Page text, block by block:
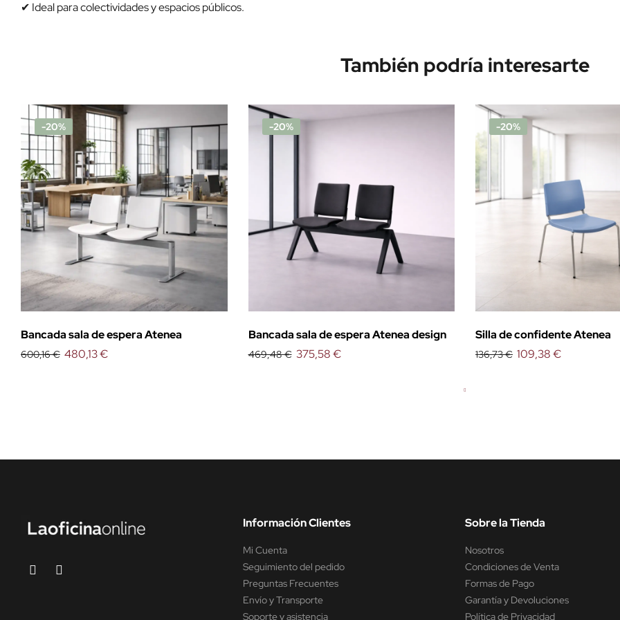
✔ Ideal para colectividades y espacios públicos.
También podría interesarte
-20%
Bancada sala de espera Atenea
600,16 € 480,13 €
-20%
Bancada sala de espera Atenea design
469,48 € 375,58 €
-20%
Silla de confidente Atenea
136,73 € 109,38 €
Información Clientes
Mi Cuenta
Seguimiento del pedido
Preguntas Frecuentes
Envío y Transporte
Soporte y asistencia
Sobre la Tienda
Nosotros
Condiciones de Venta
Formas de Pago
Garantía y Devoluciones
Política de Privacidad